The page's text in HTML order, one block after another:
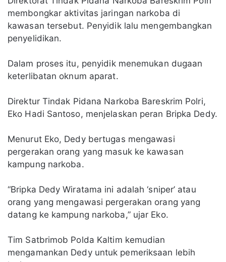
membongkar aktivitas jaringan narkoba di
kawasan tersebut. Penyidik lalu mengembangkan
penyelidikan.
Dalam proses itu, penyidik menemukan dugaan
keterlibatan oknum aparat.
Direktur Tindak Pidana Narkoba Bareskrim Polri,
Eko Hadi Santoso, menjelaskan peran Bripka Dedy.
Menurut Eko, Dedy bertugas mengawasi
pergerakan orang yang masuk ke kawasan
kampung narkoba.
“Bripka Dedy Wiratama ini adalah ‘sniper’ atau
orang yang mengawasi pergerakan orang yang
datang ke kampung narkoba,” ujar Eko.
Tim Satbrimob Polda Kaltim kemudian
mengamankan Dedy untuk pemeriksaan lebih